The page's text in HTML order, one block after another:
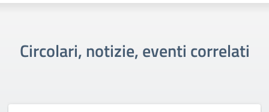
Circolari, notizie, eventi correlati